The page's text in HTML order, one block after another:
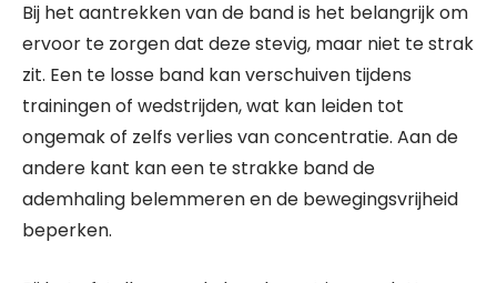
Bij het aantrekken van de band is het belangrijk om
ervoor te zorgen dat deze stevig, maar niet te strak
zit. Een te losse band kan verschuiven tijdens
trainingen of wedstrijden, wat kan leiden tot
ongemak of zelfs verlies van concentratie. Aan de
andere kant kan een te strakke band de
ademhaling belemmeren en de bewegingsvrijheid
beperken.